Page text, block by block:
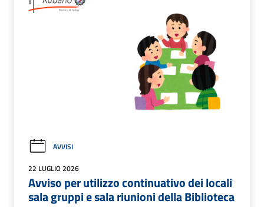
AVVISI
22 LUGLIO 2026
Avviso per utilizzo continuativo dei locali
sala gruppi e sala riunioni della Biblioteca